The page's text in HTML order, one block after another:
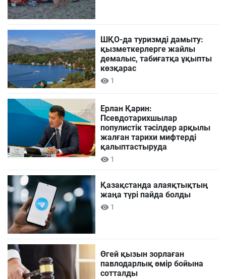
ШҚО-да туризмді дамыту:
қызметкерлерге жайлы
демалыс, табиғатқа ұқыпты
көзқарас
1
Ерлан Қарин:
Псевдотарихшылар
популистік тәсілдер арқылы
жалған тарихи мифтерді
қалыптастыруда
1
Қазақстанда алаяқтықтың
жаңа түрі пайда болды
1
Өгей қызын зорлаған
павлодарлық өмір бойына
сотталды